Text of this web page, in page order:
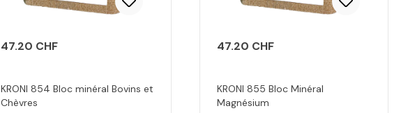
47.20 CHF
KRONI 854 Bloc minéral Bovins et
Chèvres
47.20 CHF
KRONI 855 Bloc Minéral
Magnésium